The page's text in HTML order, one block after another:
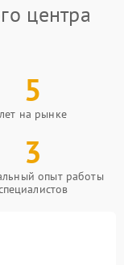
центра
5
лет на рынке
3
опыт работы